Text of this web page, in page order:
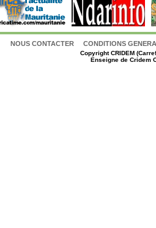
NOUS CONTACTER CONDITIONS
CopyrightCRIDEM
Enseigne de Cridem